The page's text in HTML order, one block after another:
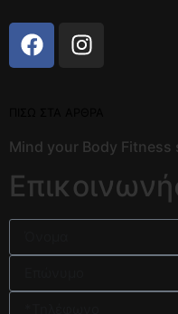
Mind your Body Fitness